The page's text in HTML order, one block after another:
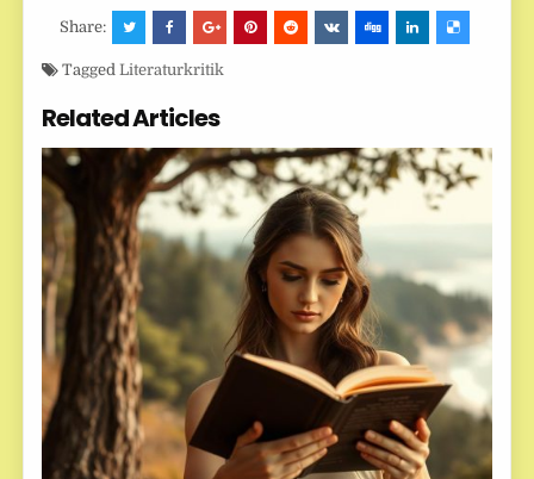
Share:
TaggedLiteraturkritik
Related Articles